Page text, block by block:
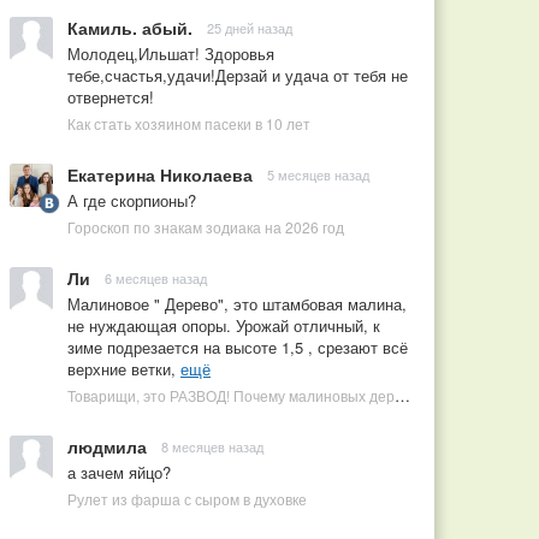
Камиль. абый. 25 дней назад
Молодец,Ильшат! Здоровья
тебе,счастья,удачи!Дерзай и удача от тебя не
отвернется!
Как стать хозяином пасеки в 10 лет
Екатерина Николаева 5 месяцев назад
А где скорпионы?
Гороскоп по знакам зодиака на 2026 год
Ли 6 месяцев назад
Малиновое " Дерево", это штамбовая малина,
не нуждающая опоры. Урожай отличный, к
зиме подрезается на высоте 1,5 , срезают всё
верхние ветки, ещё
Товарищи, это РАЗВОД! Почему малиновых деревьев не бывает, или Как ушлые продавцы наживаются на мечтах садоводов
людмила 8 месяцев назад
а зачем яйцо?
Рулет из фарша с сыром в духовке